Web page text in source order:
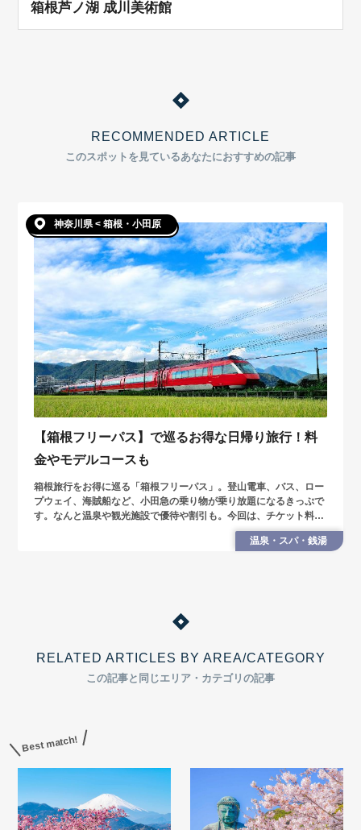
箱根芦ノ湖 成川美術館
RECOMMENDED ARTICLE
このスポットを見ているあなたにおすすめの記事
神奈川県 < 箱根・小田原
【箱根フリーパス】で巡るお得な日帰り旅行！料
金やモデルコースも
箱根旅行をお得に巡る「箱根フリーパス」。登山電車、バス、ロー
プウェイ、海賊船など、小田急の乗り物が乗り放題になるきっぷで
す。なんと温泉や観光施設で優待や割引も。今回は、チケット料金
や購入場所、日帰り旅の賢い巡り方を紹介します。
温泉・スパ・銭湯
RELATED ARTICLES BY AREA/CATEGORY
この記事と同じエリア・カテゴリの記事
Best match!